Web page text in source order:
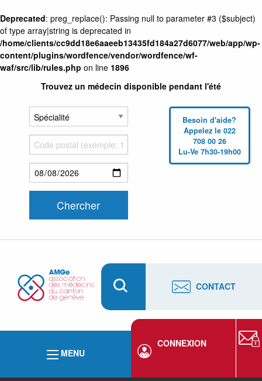
Deprecated: preg_replace(): Passing null to parameter #3 ($subject)
of type array|string is deprecated in
/home/clients/cc9dd18e6aaeeb13435fd184a27d6077/web/app/wp-
content/plugins/wordfence/vendor/wordfence/wf-
waf/src/lib/rules.php on line 1896
Trouvez un médecin disponible pendant l'été
Besoin d'aide?
Appelez le 022
708 00 26
Lu-Ve 7h30-19h00
CONTACT
MENU
CONNEXION